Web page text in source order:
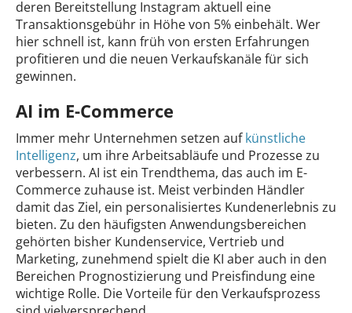
deren Bereitstellung Instagram aktuell eine
Transaktionsgebühr in Höhe von 5% einbehält. Wer
hier schnell ist, kann früh von ersten Erfahrungen
profitieren und die neuen Verkaufskanäle für sich
gewinnen.
AI im E-Commerce
Immer mehr Unternehmen setzen aufkünstliche
Intelligenz, um ihre Arbeitsabläufe und Prozesse zu
verbessern. AI ist ein Trendthema, das auch im E-
Commerce zuhause ist. Meist verbinden Händler
damit das Ziel, ein personalisiertes Kundenerlebnis zu
bieten. Zu den häufigsten Anwendungsbereichen
gehörten bisher Kundenservice, Vertrieb und
Marketing, zunehmend spielt die KI aber auch in den
Bereichen Prognostizierung und Preisfindung eine
wichtige Rolle. Die Vorteile für den Verkaufsprozess